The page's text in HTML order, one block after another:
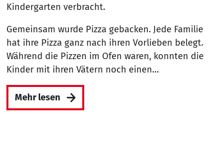
Kindergarten verbracht.
Gemeinsam wurde Pizza gebacken. Jede Familie
hat ihre Pizza ganz nach ihren Vorlieben belegt.
Während die Pizzen im Ofen waren, konnten die
Kinder mit ihren Vätern noch einen…
Mehr lesen